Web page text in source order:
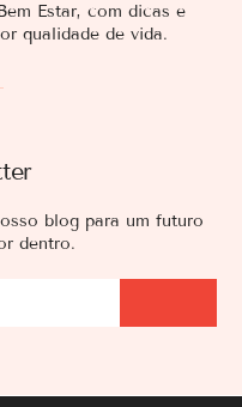
blog para um futuro
dentro.
Estar, com dicas e
qualidade de vida.